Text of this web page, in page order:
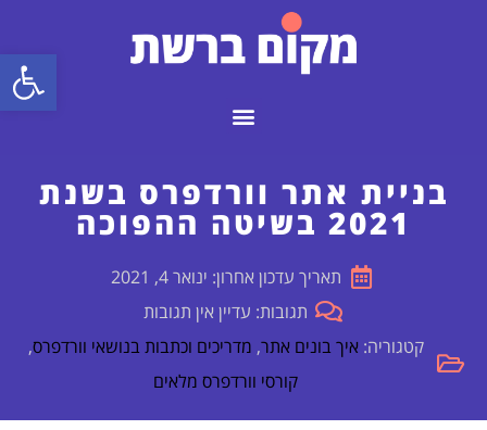
בניית אתר וורדפרס בשנת
2021 בשיטה ההפוכה
תאריך עדכון אחרון: ינואר 4, 2021
תגובות: עדיין אין תגובות
קטגוריה:איך בונים אתר, מדריכים וכתבות בנושאי וורדפרס,
קורסי וורדפרס מלאים